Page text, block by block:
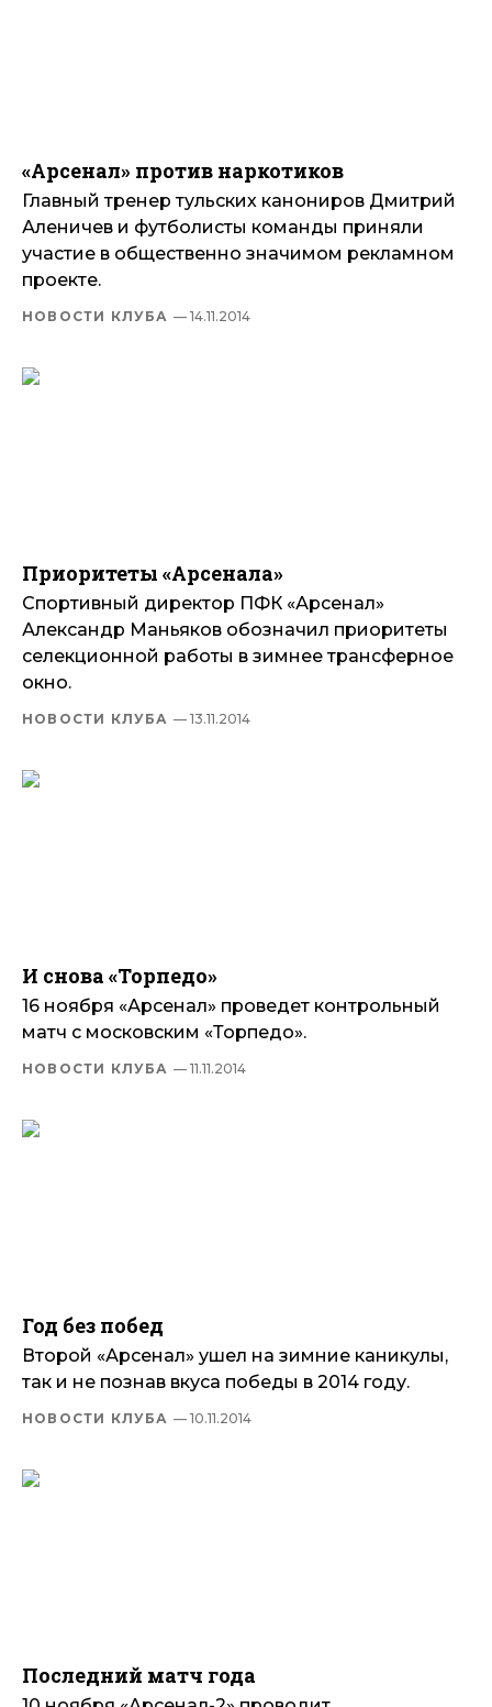
«Арсенал» против наркотиков
Главный тренер тульских канониров Дмитрий
Аленичев и футболисты команды приняли
участие в общественно значимом рекламном
проекте.
НОВОСТИ КЛУБА — 14.11.2014
Приоритеты «Арсенала»
Спортивный директор ПФК «Арсенал»
Александр Маньяков обозначил приоритеты
селекционной работы в зимнее трансферное
окно.
НОВОСТИ КЛУБА — 13.11.2014
И снова «Торпедо»
16 ноября «Арсенал» проведет контрольный
матч с московским «Торпедо».
НОВОСТИ КЛУБА — 11.11.2014
Год без побед
Второй «Арсенал» ушел на зимние каникулы,
так и не познав вкуса победы в 2014 году.
НОВОСТИ КЛУБА — 10.11.2014
Последний матч года